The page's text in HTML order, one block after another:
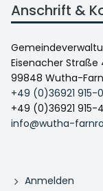
Anschrift &
Eisenacher Straße
99848 Wutha-
+49 (0)36921 915-0
+49 (0)36921 915-
info@wutha-
Anmelden